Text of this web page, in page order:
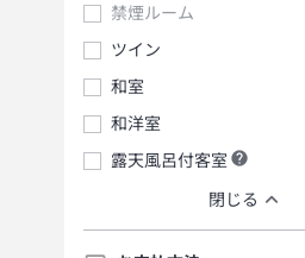
禁煙ルーム
ツイン
和室
和洋室
露天風呂付客室
閉じる